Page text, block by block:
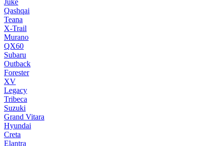
Juke
Qashqai
Teana
X-Trail
Murano
QX60
Subaru
Outback
Forester
XV
Legacy
Tribeca
Suzuki
Grand Vitara
Hyundai
Creta
Elantra